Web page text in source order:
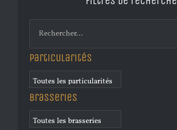
Particularités
Brasseries